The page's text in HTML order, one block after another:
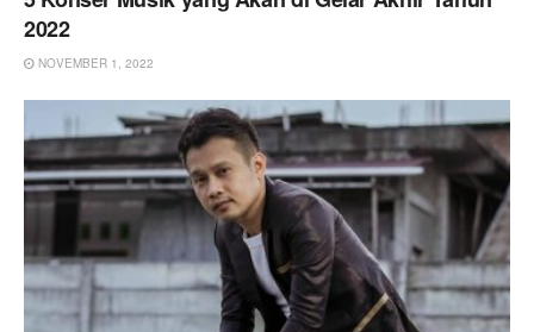
2022
NOVEMBER 1, 2022